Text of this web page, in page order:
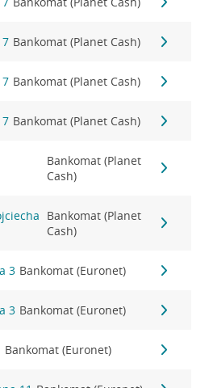
Bankomat (Planet Cash)
Bankomat (Planet Cash)
Bankomat (Planet Cash)
Bankomat (Planet
Cash)
Bankomat (Planet
Cash)
3 Bankomat (Euronet)
3 Bankomat (Euronet)
Bankomat (Euronet)